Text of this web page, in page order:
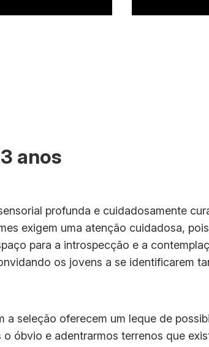
anos
profunda e cuidadosamente
exigem uma atenção cuidadosa,
para a introspecção e a
os jovens a se identificarem
seleção oferecem um leque de
óbvio e adentrarmos terrenos que